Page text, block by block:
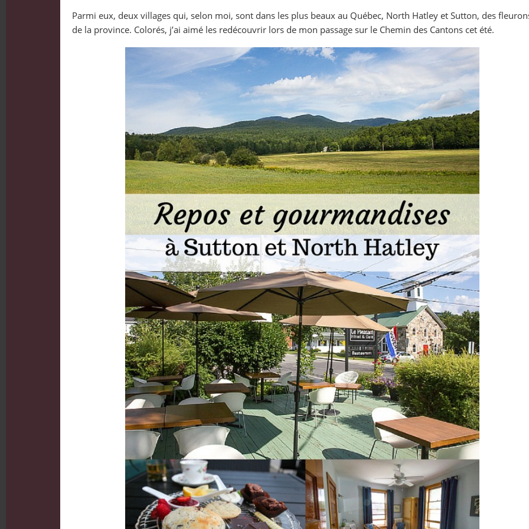
Parmi eux, deux villages qui, selon moi, sont dans les plus beaux au Québec, North Hatley et Sutton, des
de la province. Colorés, j’ai aimé les redécouvrir lors de mon passage sur le Chemin des Cantons cet été.